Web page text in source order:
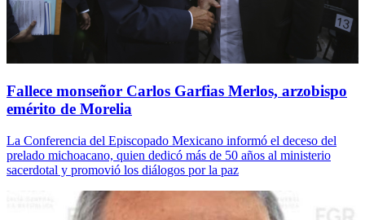
Fallece monseñor Carlos Garfias Merlos, arzobispo
emérito de Morelia
La Conferencia del Episcopado Mexicano informó el deceso del
prelado michoacano, quien dedicó más de 50 años al ministerio
sacerdotal y promovió los diálogos por la paz